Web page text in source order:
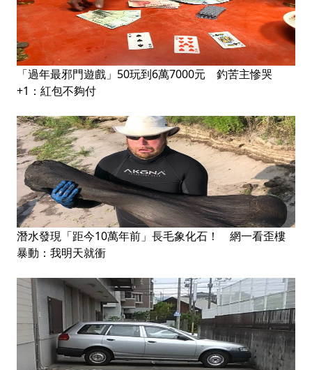
「過年最邪門遊戲」50玩到6萬7000元 釣苦主慘哭
+1：紅包不夠付
潛水發現「距今10萬年前」長毛象化石！ 網一看歪樓
暴動：我明天就衝